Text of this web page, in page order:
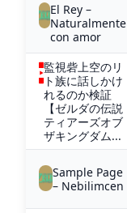
El Rey –
Naturalmente
con amor
監視砦上空のリ
ト族に話しかけ
れるのか検証
【ゼルダの伝説
ティアーズオブ
ザキングダム...
Sample Page
– Nebilimcen